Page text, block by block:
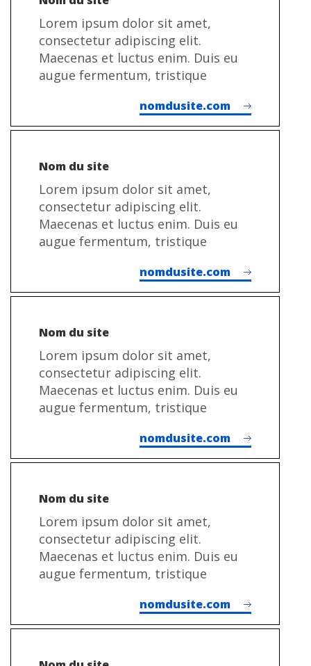
Lorem ipsum dolor sit amet,
consectetur adipiscing elit.
Maecenas et luctus enim. Duis eu
augue fermentum, tristique
nomdusite.com
Nom du site
Lorem ipsum dolor sit amet,
consectetur adipiscing elit.
Maecenas et luctus enim. Duis eu
augue fermentum, tristique
nomdusite.com
Nom du site
Lorem ipsum dolor sit amet,
consectetur adipiscing elit.
Maecenas et luctus enim. Duis eu
augue fermentum, tristique
nomdusite.com
Nom du site
Lorem ipsum dolor sit amet,
consectetur adipiscing elit.
Maecenas et luctus enim. Duis eu
augue fermentum, tristique
nomdusite.com